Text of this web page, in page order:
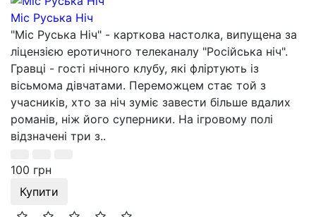
Міс Руська Ніч
"Міс Руська Ніч" - карткова настолка, випущена за
ліцензією еротичного телеканалу "Російська ніч".
Гравці - гості нічного клубу, які фліртують із
вісьмома дівчатами. Переможцем стає той з
учасників, хто за ніч зуміє завести більше вдалих
романів, ніж його суперники. На ігровому полі
відзначені три з..
100 грн
Купити